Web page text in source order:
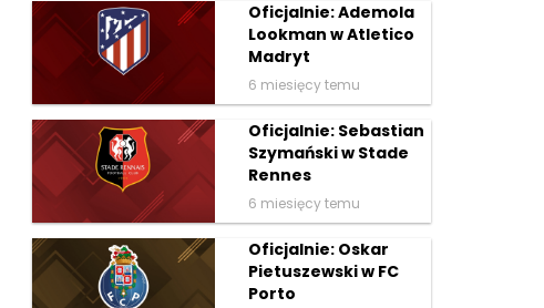
Oficjalnie: Ademola
Lookman w Atletico
Madryt
6 miesięcy temu
Oficjalnie: Sebastian
Szymański w Stade
Rennes
6 miesięcy temu
Oficjalnie: Oskar
Pietuszewski w FC
Porto